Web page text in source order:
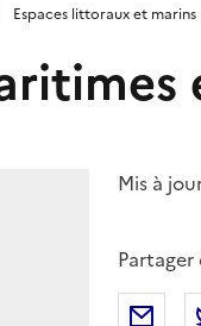
Espaces littoraux et marins
Mis à